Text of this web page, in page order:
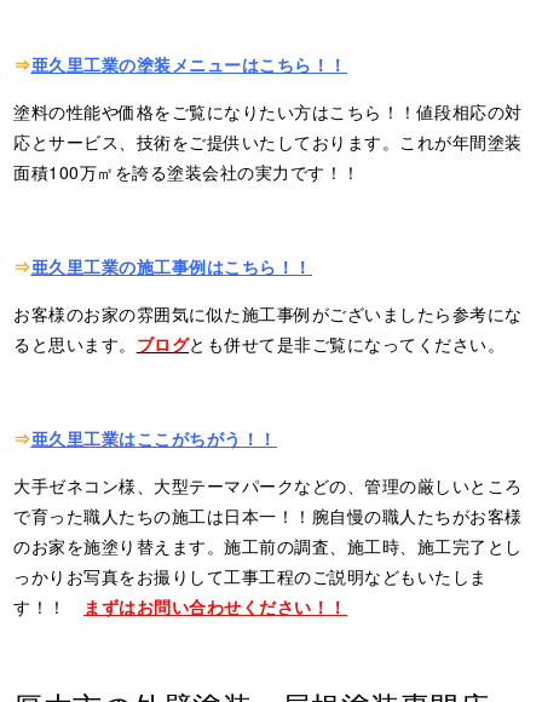
⇒亜久里工業の塗装メニューはこちら！！
塗料の性能や価格をご覧になりたい方はこちら！！値段相応の対
応とサービス、技術をご提供いたしております。これが年間塗装
面積100万㎡を誇る塗装会社の実力です！！
⇒亜久里工業の施工事例はこちら！！
お客様のお家の雰囲気に似た施工事例がございましたら参考にな
ると思います。 ブログとも併せて是非ご覧になってください。
⇒亜久里工業はここがちがう！！
大手ゼネコン様、大型テーマパークなどの、管理の厳しいところ
で育った職人たちの施工は日本一！！腕自慢の職人たちがお客様
のお家を施塗り替えます。施工前の調査、施工時、施工完了とし
っかりお写真をお撮りして工事工程のご説明などもいたしま
す！！
まずはお問い合わせください！！